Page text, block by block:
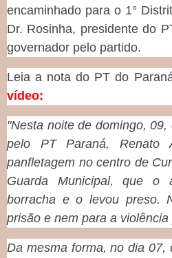
encaminhado para o 1°
Dr. Rosinha, presidente do
governador pelo partido.
Leia a nota do PT do
vídeo:
"Nesta noite de domingo,
pelo PT Paraná, Renato
panfletagem no centro de
Guarda Municipal, que o
borracha e o levou preso.
prisão e nem para a violência
Da mesma forma, no dia 07,